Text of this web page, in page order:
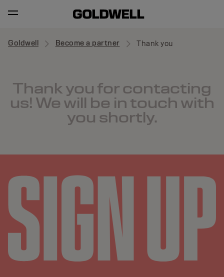
Goldwell Become a partner Thank you
Thank you for contacting
us! We will be in touch with
you shortly.